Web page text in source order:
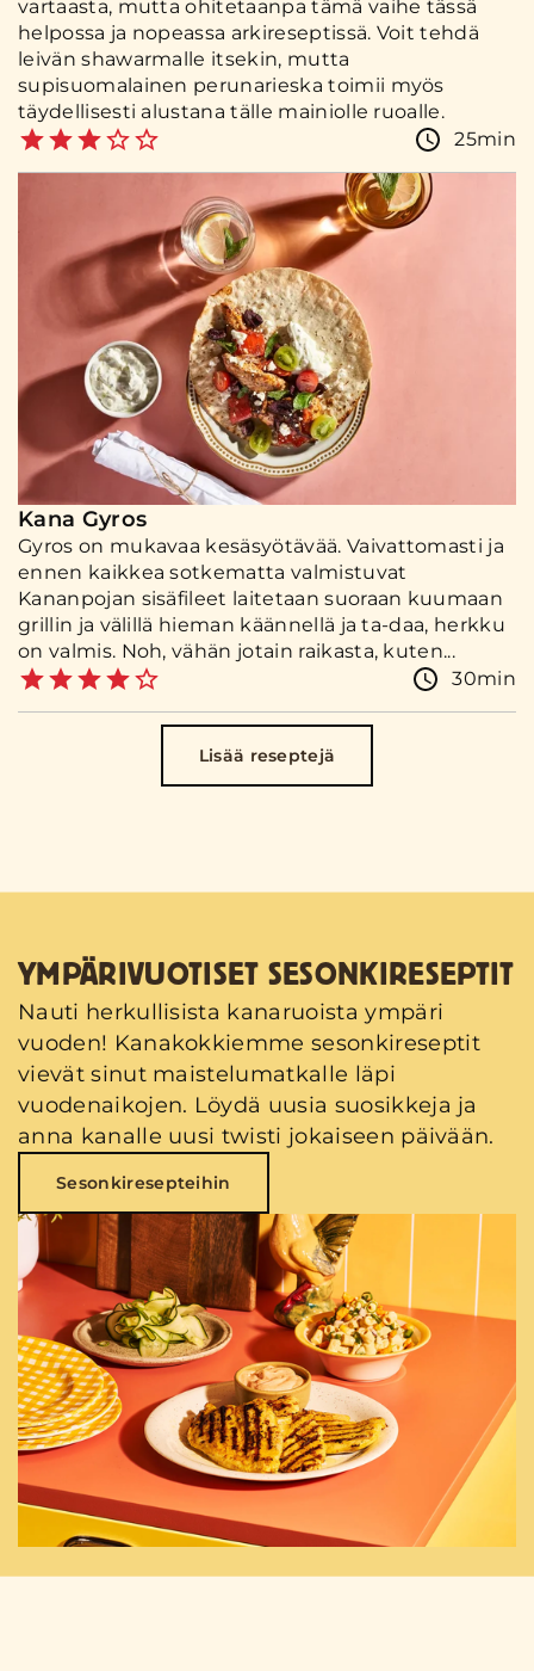
vartaasta, mutta ohitetaanpa tämä vaihe tässä
helpossa ja nopeassa arkireseptissä. Voit tehdä
leivän shawarmalle itsekin, mutta
supisuomalainen perunarieska toimii myös
täydellisesti alustana tälle mainiolle ruoalle.
25min
Kana Gyros
Gyros on mukavaa kesäsyötävää. Vaivattomasti ja
ennen kaikkea sotkematta valmistuvat
Kananpojan sisäfileet laitetaan suoraan kuumaan
grillin ja välillä hieman käännellä ja ta-daa, herkku
on valmis. Noh, vähän jotain raikasta, kuten...
30min
Lisää reseptejä
YMPÄRIVUOTISET SESONKIRESEPTIT
Nauti herkullisista kanaruoista ympäri
vuoden! Kanakokkiemme sesonkireseptit
vievät sinut maistelumatkalle läpi
vuodenaikojen. Löydä uusia suosikkeja ja
anna kanalle uusi twisti jokaiseen päivään.
Sesonkiresepteihin